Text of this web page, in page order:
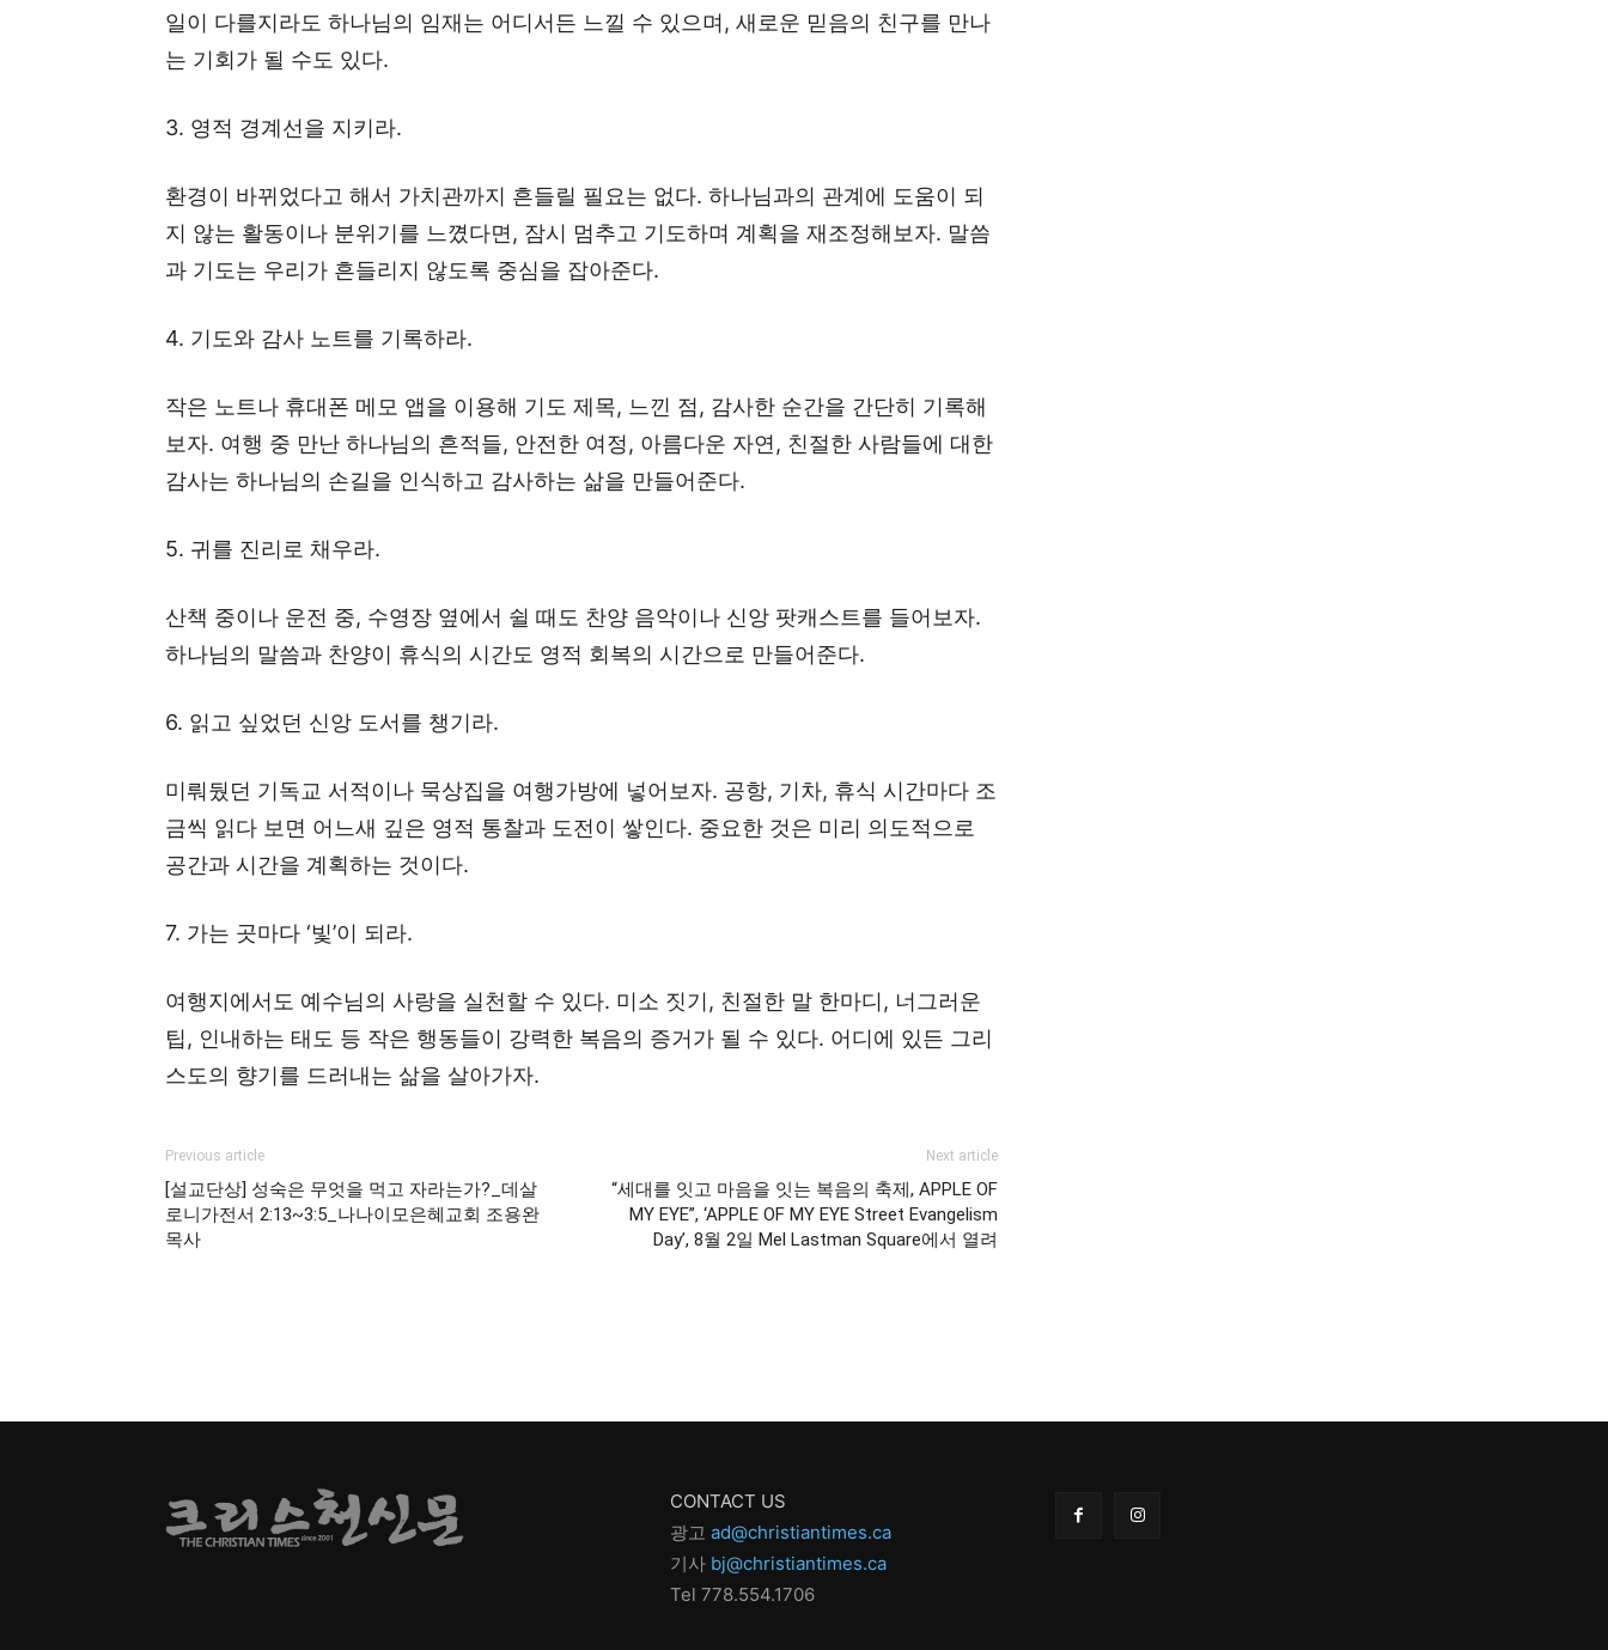
일이 다를지라도 하나님의 임재는 어디서든 느낄 수 있으며, 새로운 믿음의 친구를 만나
는 기회가 될 수도 있다.
3. 영적 경계선을 지키라.
환경이 바뀌었다고 해서 가치관까지 흔들릴 필요는 없다. 하나님과의 관계에 도움이 되
지 않는 활동이나 분위기를 느꼈다면, 잠시 멈추고 기도하며 계획을 재조정해보자. 말씀
과 기도는 우리가 흔들리지 않도록 중심을 잡아준다.
4. 기도와 감사 노트를 기록하라.
작은 노트나 휴대폰 메모 앱을 이용해 기도 제목, 느낀 점, 감사한 순간을 간단히 기록해
보자. 여행 중 만난 하나님의 흔적들, 안전한 여정, 아름다운 자연, 친절한 사람들에 대한
감사는 하나님의 손길을 인식하고 감사하는 삶을 만들어준다.
5. 귀를 진리로 채우라.
산책 중이나 운전 중, 수영장 옆에서 쉴 때도 찬양 음악이나 신앙 팟캐스트를 들어보자.
하나님의 말씀과 찬양이 휴식의 시간도 영적 회복의 시간으로 만들어준다.
6. 읽고 싶었던 신앙 도서를 챙기라.
미뤄뒀던 기독교 서적이나 묵상집을 여행가방에 넣어보자. 공항, 기차, 휴식 시간마다 조
금씩 읽다 보면 어느새 깊은 영적 통찰과 도전이 쌓인다. 중요한 것은 미리 의도적으로
공간과 시간을 계획하는 것이다.
7. 가는 곳마다 ‘빛’이 되라.
여행지에서도 예수님의 사랑을 실천할 수 있다. 미소 짓기, 친절한 말 한마디, 너그러운
팁, 인내하는 태도 등 작은 행동들이 강력한 복음의 증거가 될 수 있다. 어디에 있든 그리
스도의 향기를 드러내는 삶을 살아가자.
Previous article
[설교단상] 성숙은 무엇을 먹고 자라는가?_데살
로니가전서 2:13~3:5_나나이모은혜교회 조용완
목사
Next article
“세대를 잇고 마음을 잇는 복음의 축제, APPLE OF
MY EYE”, ‘APPLE OF MY EYE Street Evangelism
Day’, 8월 2일 Mel Lastman Square에서 열려
CONTACT US
광고 ad@christiantimes.ca
기사 bj@christiantimes.ca
Tel 778.554.1706